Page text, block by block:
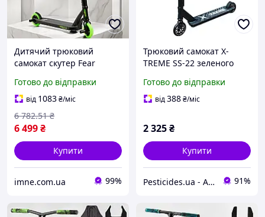
Дитячий трюковий
самокат скутер Fear
двоколісник для
скейтпарку D коліс 115 мм
Кермо 58 см
Готово до відправки
від 1083₴/міс
6 499₴
6 782.51 ₴
Купити
imne.com.ua 99%
Трюковий самокат X-
TREME SS-22 зеленого
для екстремального
катання (133902)
Готово до відправки
від388₴/міс
2 325₴
Купити
Pesticides.ua - Аграрна продукція і не тільки !!! 91%